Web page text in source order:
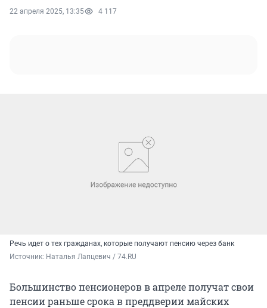
22 апреля 2025, 13:35 4 117
Речь идет о тех гражданах, которые получают пенсию через банк
Источник: Наталья Лапцевич / 74.RU
Большинство пенсионеров в апреле получат свои
пенсии раньше срока в преддверии майских